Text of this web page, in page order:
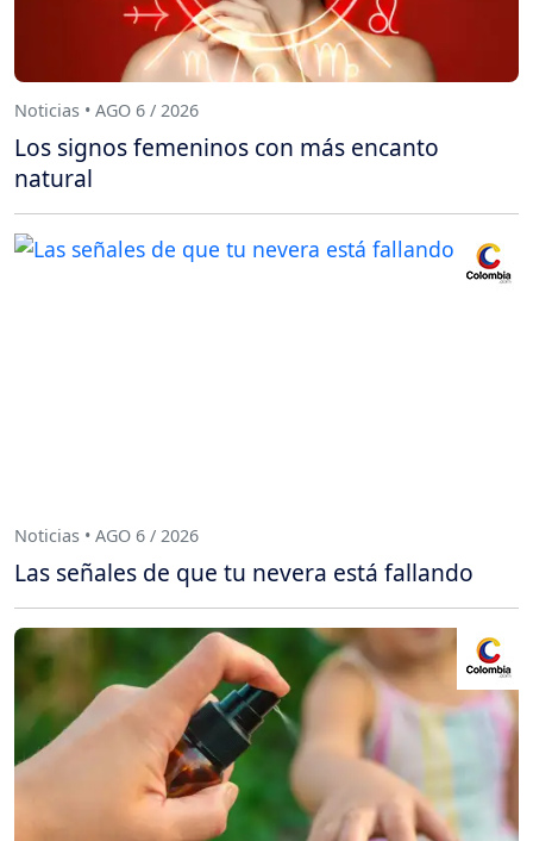
Noticias • AGO 6 / 2026
Los signos femeninos con más encanto
natural
Noticias • AGO 6 / 2026
Las señales de que tu nevera está fallando